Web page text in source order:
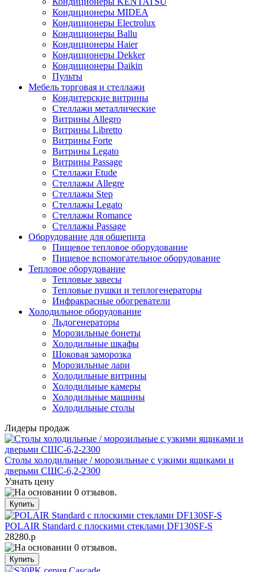
Кондиционеры MIDEA
Кондиционеры Electrolux
Кондиционеры Ballu
Кондиционеры Haier
Кондиционеры Dekker
Кондиционеры Daikin
Пульты
Мебель торговая и стеллажи
Кондитерские витрины
Стеллажи металлические
Витрины Allegro
Витрины Libretto
Витрины Forte
Витрины Legato
Витрины Passage
Стеллажи Etude
Стеллажы Allegre
Стеллажы Step
Стеллажы Legato
Стеллажы Romance
Стеллажы Passage
Оборудование для общепита
Пищевое тепловое оборудование
Пищевое вспомогательное оборудование
Тепловое оборудование
Тепловые завесы
Тепловые пушки и теплогенераторы
Инфракрасные обогреватели
Холодильное оборудование
Льдогенераторы
Морозильные бонеты
Холодильные шкафы
Шоковая заморозка
Морозильные лари
Холодильные витрины
Холодильные камеры
Холодильные машины
Холодильные столы
Лидеры продаж
Столы холодильные / морозильные с узкими ящиками и
дверьми СШС-6,2-2300
Узнать цену
POLAIR Standard с плоскими стеклами DF130SF-S
28280.р